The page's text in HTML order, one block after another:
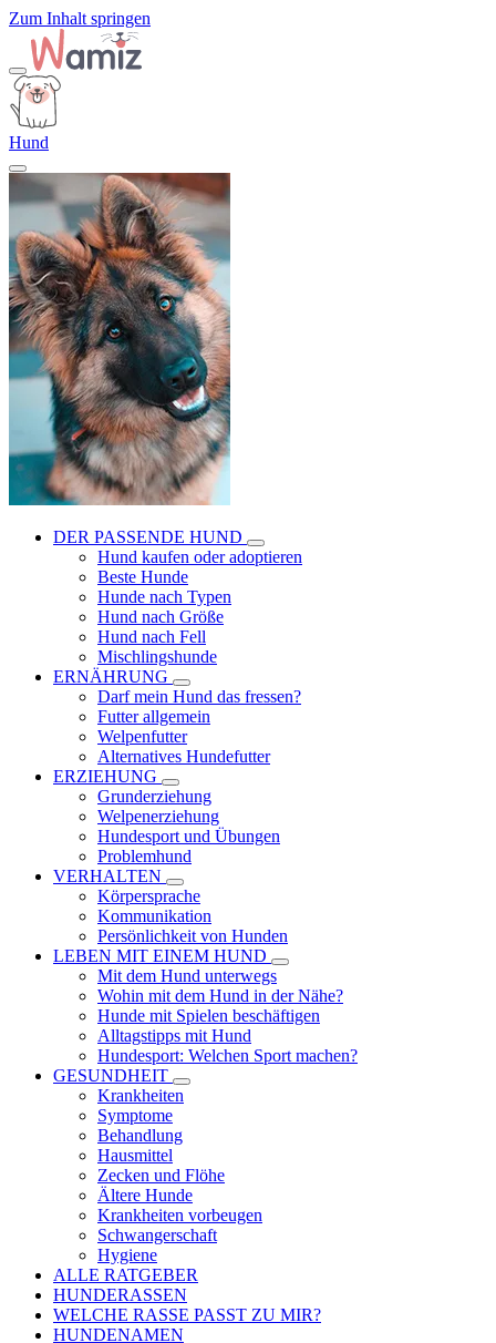
Zum Inhalt springen
Hund
DER PASSENDE HUND
Hund kaufen oder adoptieren
Beste Hunde
Hunde nach Typen
Hund nach Größe
Hund nach Fell
Mischlingshunde
ERNÄHRUNG
Darf mein Hund das fressen?
Futter allgemein
Welpenfutter
Alternatives Hundefutter
ERZIEHUNG
Grunderziehung
Welpenerziehung
Hundesport und Übungen
Problemhund
VERHALTEN
Körpersprache
Kommunikation
Persönlichkeit von Hunden
LEBEN MIT EINEM HUND
Mit dem Hund unterwegs
Wohin mit dem Hund in der Nähe?
Hunde mit Spielen beschäftigen
Alltagstipps mit Hund
Hundesport: Welchen Sport machen?
GESUNDHEIT
Krankheiten
Symptome
Behandlung
Hausmittel
Zecken und Flöhe
Ältere Hunde
Krankheiten vorbeugen
Schwangerschaft
Hygiene
ALLE RATGEBER
HUNDERASSEN
WELCHE RASSE PASST ZU MIR?
HUNDENAMEN